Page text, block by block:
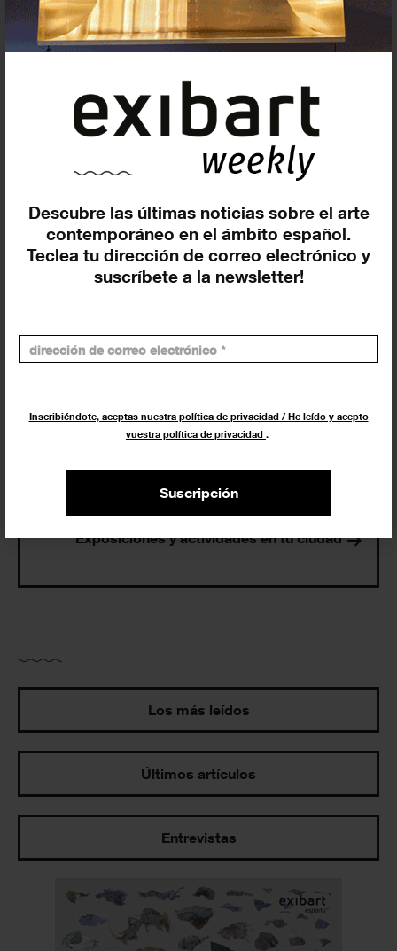
Descubre las últimas noticias sobre el arte
contemporáneo en el ámbito español.
Teclea tu dirección de correo electrónico y
suscríbete a la newsletter!
Inscribiéndote, aceptas nuestra política de privacidad / He leído y acepto
vuestra política de privacidad .
Suscripción
Exposiciones, inauguraciones,
¡Te ayudamos a encontrar el
evento que buscas !
Exposiciones y eventos
Eventos de hoy
En curso y futuros
Buscar
Exposiciones y actividades en tu ciudad
Los más leídos
Últimos artículos
Entrevistas